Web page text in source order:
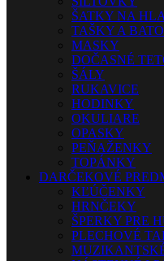
ŠATKY NA
TAŠKY A
MASKY
DOČASNÉ
ŠÁLY
RUKAVICE
HODINKY
OKULIARE
OPASKY
PEŇAŽENKY
TOPÁNKY
DARČEKOVÉ
KĽÚČENKY
HRNČEKY
ŠPERKY PRE
PLECHOVÉ